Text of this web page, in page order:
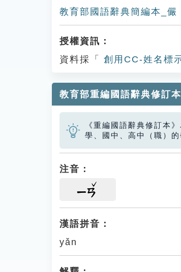
教育部國語辭典簡編本_儼
授權資訊：
資料採「
創用CC-姓名標
教育部重編國語辭典修訂本
《重編國語辭典修訂本
學、國中、高中（職）
注音：
ㄧㄢ
漢語拼音：
yǎn